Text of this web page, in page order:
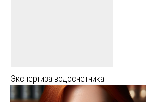
Экспертиза водосчетчика